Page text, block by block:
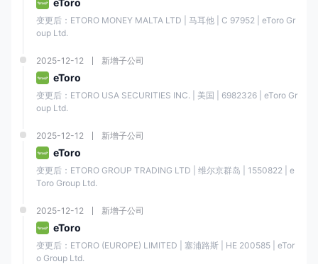
资产类别
CFD
费用
在e投睿上，开户和管理都是免费的。然而，提款费、不活跃费和兑换费用
会收取费用，您可以在下表中找到详细信息：
开户费
eToro
变更后：ETORO MONEY MALTA LTD | 马耳他 | C 97952 | eToro Gr
oup Ltd.
2025-12-12 新增子公司
eToro
变更后：ETORO USA SECURITIES INC. | 美国 | 6982326 | eToro Gr
oup Ltd.
2025-12-12 新增子公司
eToro
变更后：ETORO GROUP TRADING LTD | 维尔京群岛 | 1550822 | e
Toro Group Ltd.
2025-12-12 新增子公司
eToro
变更后：ETORO (EUROPE) LIMITED | 塞浦路斯 | ΗΕ 200585 | eTor
o Group Ltd.